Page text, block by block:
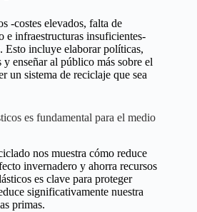
-costes elevados, falta de
e infraestructuras insuficientes-
Esto incluye elaborar políticas,
enseñar al público más sobre el
un sistema de reciclaje que sea
es fundamental para el medio
nos muestra cómo reduce
invernadero y ahorra recursos
es clave para proteger
significativamente nuestra
primas.